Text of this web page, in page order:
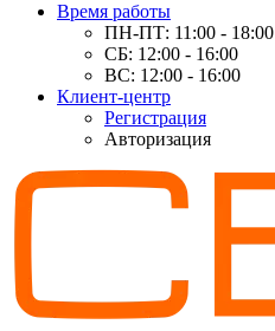
Время работы
ПН-ПТ: 11:00 - 18:00
СБ: 12:00 - 16:00
ВС: 12:00 - 16:00
Клиент-центр
Регистрация
Авторизация